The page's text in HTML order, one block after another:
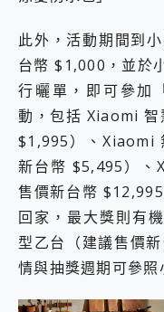
此外，活動期間到
台幣 $1,000，並於
行曬單，即可參加
動，包括 Xiaomi 智
$1,995）、Xiaomi
新台幣 $5,495）、
售價新台幣
回家，最大獎則有
型乙台（建議售價
情與抽獎週期可參照